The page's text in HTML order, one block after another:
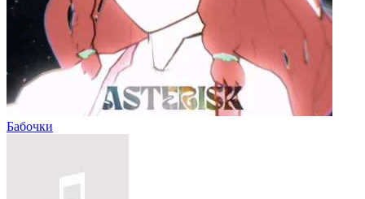
Бабочки